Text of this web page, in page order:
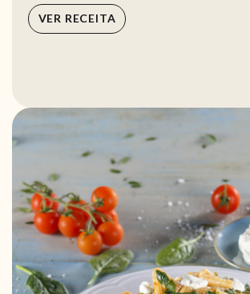
VER RECEITA